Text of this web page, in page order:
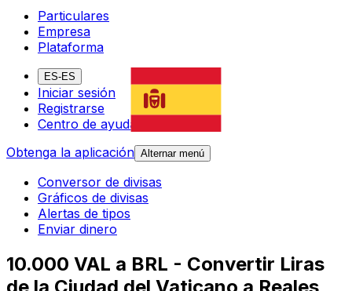
Particulares
Empresa
Plataforma
ES-ES
Iniciar sesión
Registrarse
Centro de ayuda
Obtenga la aplicación Alternar menú
Conversor de divisas
Gráficos de divisas
Alertas de tipos
Enviar dinero
10.000 VAL a BRL - Convertir Liras